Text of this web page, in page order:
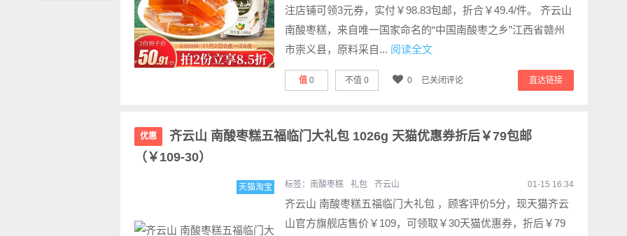
注店铺可领3元券，实付￥98.83包邮，折合￥49.4/件。 齐云山
南酸枣糕，来自唯一国家命名的“中国南酸枣之乡”江西省赣州
市崇义县，原料采自... 阅读全文
直达链接
值 0 不值 0 0 已关闭评论
优惠
齐云山 南酸枣糕五福临门大礼包 1026g 天猫优惠券折后￥79包邮
（￥109-30）
天猫淘宝 标签： 南酸枣糕 礼包 齐云山 01-15 16:34
齐云山 南酸枣糕五福临门大礼包 ，顾客评价5分，现天猫齐云
山官方旗舰店售价￥109，可领取￥30天猫优惠券，折后￥79